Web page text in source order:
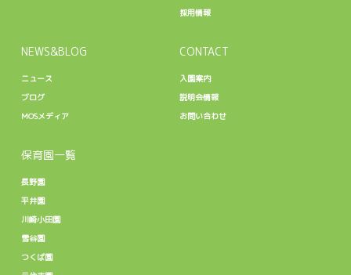
採用情報
NEWS&BLOG
ニュース
ブログ
MOSメディア
CONTACT
入園案内
説明会情報
お問い合わせ
保育園一覧
長野園
平井園
川崎小田園
雪谷園
つくば園